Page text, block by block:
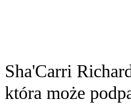
Sha'Carri
która może